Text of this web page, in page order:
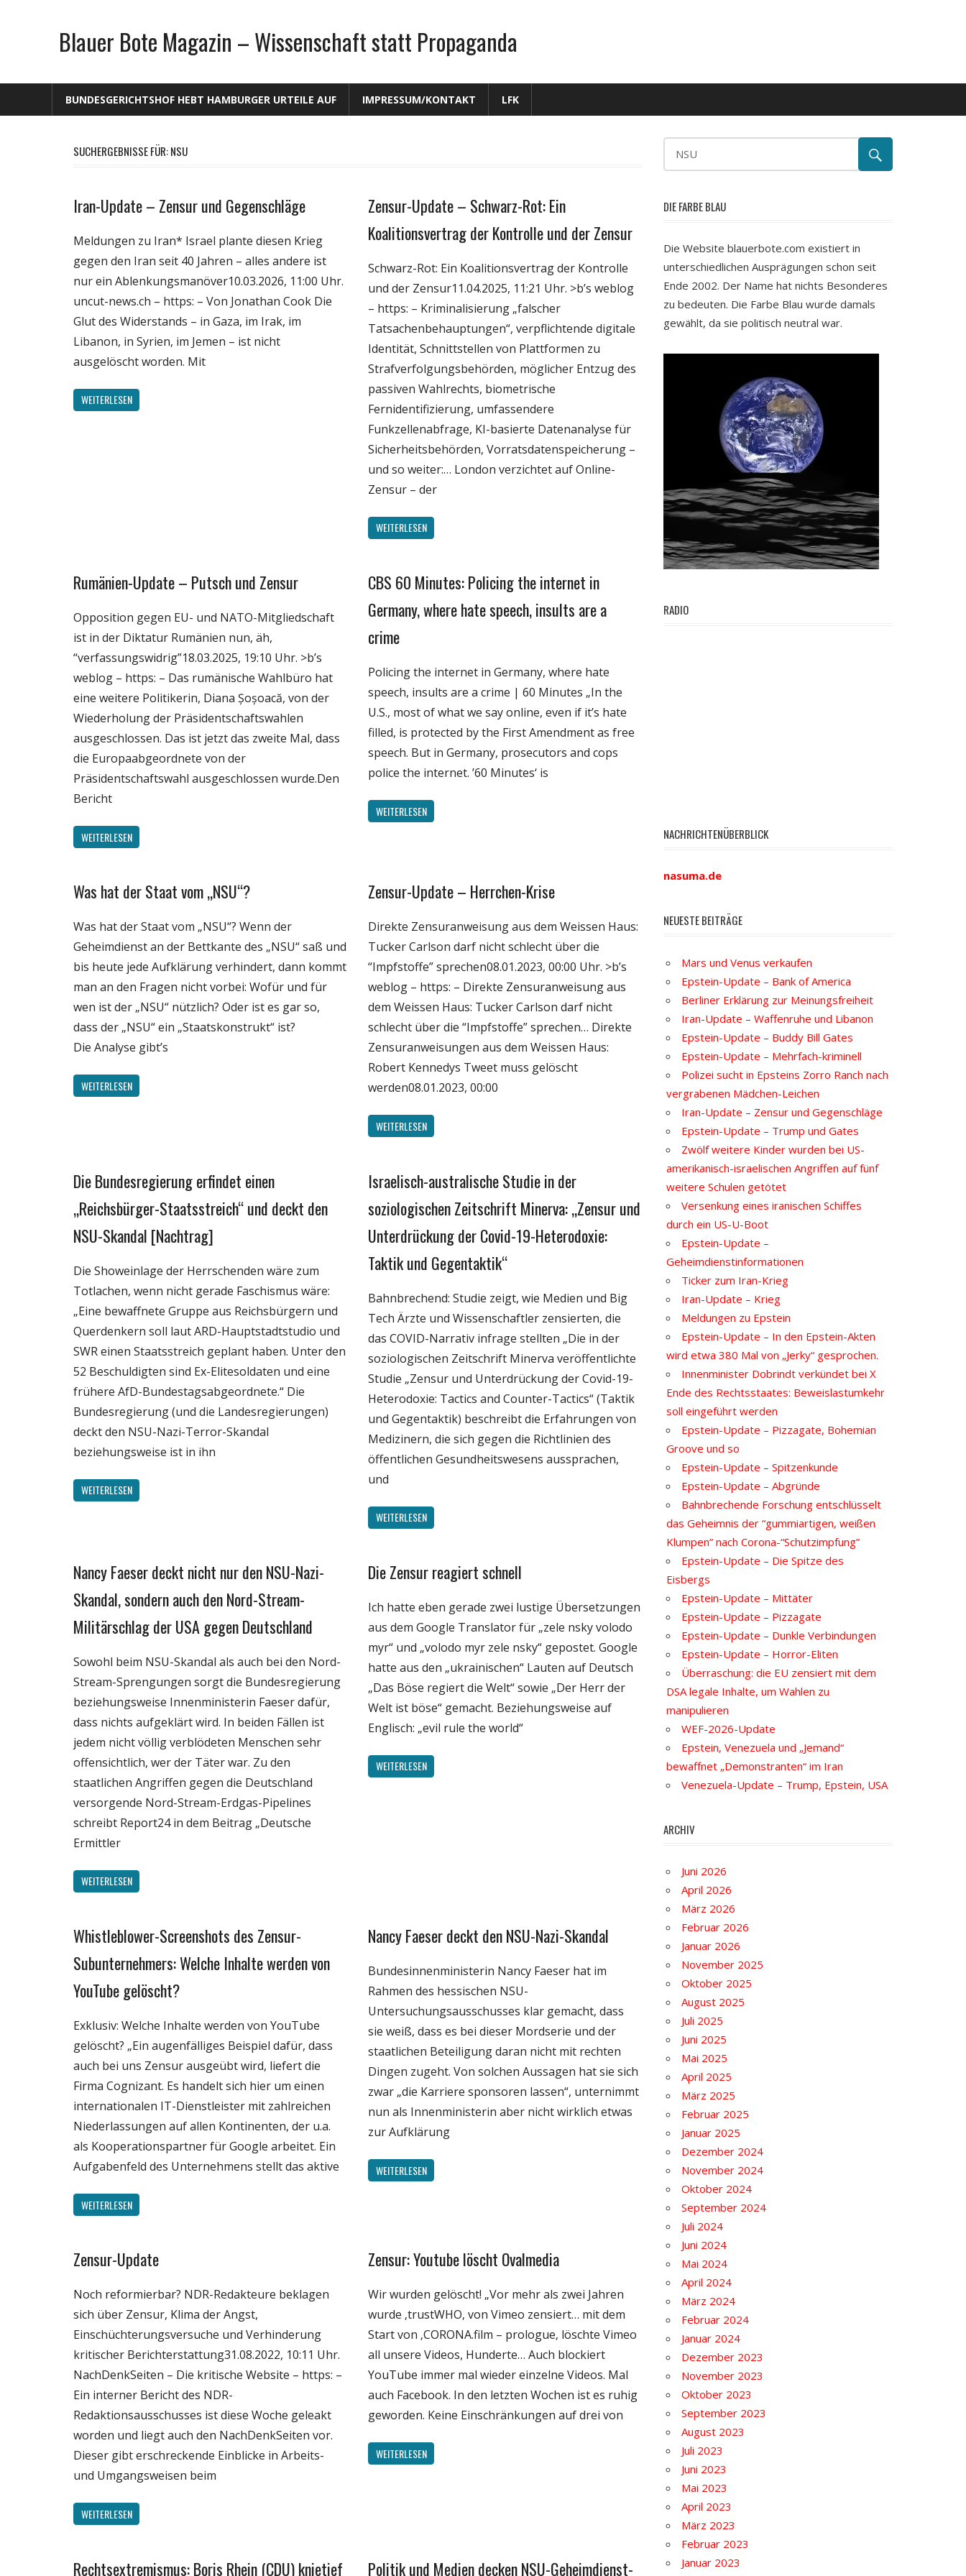
Blauer Bote Magazin – Wissenschaft statt Propaganda
BUNDESGERICHTSHOF HEBT HAMBURGER URTEILE AUF IMPRESSUM/KONTAKT LFK
SUCHERGEBNISSE FÜR:NSU
Gesellschaft
Politik
Wirtschaft
Wissenschaft
Iran-Update – Zensur und Gegenschläge
Meldungen zu Iran* Israel plante diesen Krieg
gegen den Iran seit 40 Jahren – alles andere ist
nur ein Ablenkungsmanöver10.03.2026, 11:00 Uhr.
uncut-news.ch – https: – Von Jonathan Cook Die
Glut des Widerstands – in Gaza, im Irak, im
Libanon, in Syrien, im Jemen – ist nicht
ausgelöscht worden. Mit
WEITERLESEN
Gesellschaft
Wirtschaft
Wissenschaft
Zensur-Update – Schwarz-Rot: Ein
Koalitionsvertrag der Kontrolle und der Zensur
Schwarz-Rot: Ein Koalitionsvertrag der Kontrolle
und der Zensur11.04.2025, 11:21 Uhr. >b’s weblog
– https: – Kriminalisierung „falscher
Tatsachenbehauptungen“, verpflichtende digitale
Identität, Schnittstellen von Plattformen zu
Strafverfolgungsbehörden, möglicher Entzug des
passiven Wahlrechts, biometrische
Fernidentifizierung, umfassendere
Funkzellenabfrage, KI-basierte Datenanalyse für
Sicherheitsbehörden, Vorratsdatenspeicherung –
und so weiter:… London verzichtet auf Online-
Zensur – der
WEITERLESEN
Gesellschaft
Politik
Wirtschaft
Wissenschaft
Rumänien-Update – Putsch und Zensur
Opposition gegen EU- und NATO-Mitgliedschaft
ist in der Diktatur Rumänien nun, äh,
“verfassungswidrig”18.03.2025, 19:10 Uhr. >b’s
weblog – https: – Das rumänische Wahlbüro hat
eine weitere Politikerin, Diana Șoșoacă, von der
Wiederholung der Präsidentschaftswahlen
ausgeschlossen. Das ist jetzt das zweite Mal, dass
die Europaabgeordnete von der
Präsidentschaftswahl ausgeschlossen wurde.Den
Bericht
WEITERLESEN
Gesellschaft
Wirtschaft
Wissenschaft
CBS 60 Minutes: Policing the internet in
Germany, where hate speech, insults are a
crime
Policing the internet in Germany, where hate
speech, insults are a crime | 60 Minutes „In the
U.S., most of what we say online, even if it’s hate
filled, is protected by the First Amendment as free
speech. But in Germany, prosecutors and cops
police the internet. ’60 Minutes‘ is
WEITERLESEN
Gesellschaft
Politik
Wirtschaft
Wissenschaft
Was hat der Staat vom „NSU“?
Was hat der Staat vom „NSU“? Wenn der
Geheimdienst an der Bettkante des „NSU“ saß und
bis heute jede Aufklärung verhindert, dann kommt
man an den Fragen nicht vorbei: Wofür und für
wen ist der „NSU“ nützlich? Oder ist es gar so,
dass der „NSU“ ein „Staatskonstrukt“ ist?
Die Analyse gibt’s
WEITERLESEN
Gesellschaft
Politik
Wirtschaft
Wissenschaft
Zensur-Update – Herrchen-Krise
Direkte Zensuranweisung aus dem Weissen Haus:
Tucker Carlson darf nicht schlecht über die
“Impfstoffe” sprechen08.01.2023, 00:00 Uhr. >b’s
weblog – https: – Direkte Zensuranweisung aus
dem Weissen Haus: Tucker Carlson darf nicht
schlecht über die “Impfstoffe” sprechen… Direkte
Zensuranweisungen aus dem Weissen Haus:
Robert Kennedys Tweet muss gelöscht
werden08.01.2023, 00:00
WEITERLESEN
Gesellschaft
Wirtschaft
Wissenschaft
Die Bundesregierung erfindet einen
„Reichsbürger-Staatsstreich“ und deckt den
NSU-Skandal [Nachtrag]
Die Showeinlage der Herrschenden wäre zum
Totlachen, wenn nicht gerade Faschismus wäre:
„Eine bewaffnete Gruppe aus Reichsbürgern und
Querdenkern soll laut ARD-Hauptstadtstudio und
SWR einen Staatsstreich geplant haben. Unter den
52 Beschuldigten sind Ex-Elitesoldaten und eine
frühere AfD-Bundestagsabgeordnete.“ Die
Bundesregierung (und die Landesregierungen)
deckt den NSU-Nazi-Terror-Skandal
beziehungsweise ist in ihn
WEITERLESEN
Gesellschaft
Wirtschaft
Wissenschaft
Israelisch-australische Studie in der
soziologischen Zeitschrift Minerva: „ Zensur und
Unterdrückung der Covid-19-Heterodoxie:
Taktik und Gegentaktik“
Bahnbrechend: Studie zeigt, wie Medien und Big
Tech Ärzte und Wissenschaftler zensierten, die
das COVID-Narrativ infrage stellten „Die in der
soziologischen Zeitschrift Minerva veröffentlichte
Studie „Zensur und Unterdrückung der Covid-19-
Heterodoxie: Tactics and Counter-Tactics“ (Taktik
und Gegentaktik) beschreibt die Erfahrungen von
Medizinern, die sich gegen die Richtlinien des
öffentlichen Gesundheitswesens aussprachen,
und
WEITERLESEN
Gesellschaft
Wirtschaft
Wissenschaft
Nancy Faeser deckt nicht nur den NSU-Nazi-
Skandal, sondern auch den Nord-Stream-
Militärschlag der USA gegen Deutschland
Sowohl beim NSU-Skandal als auch bei den Nord-
Stream-Sprengungen sorgt die Bundesregierung
beziehungsweise Innenministerin Faeser dafür,
dass nichts aufgeklärt wird. In beiden Fällen ist
jedem nicht völlig verblödeten Menschen sehr
offensichtlich, wer der Täter war. Zu den
staatlichen Angriffen gegen die Deutschland
versorgende Nord-Stream-Erdgas-Pipelines
schreibt Report24 in dem Beitrag „Deutsche
Ermittler
WEITERLESEN
English
Medien
Politik
Wirtschaft
Wissenschaft
Die Zensur reagiert schnell
Ich hatte eben gerade zwei lustige Übersetzungen
aus dem Google Translator für „zele nsky volodo
myr“ und „volodo myr zele nsky“ gepostet. Google
hatte aus den „ukrainischen“ Lauten auf Deutsch
„Das Böse regiert die Welt“ sowie „Der Herr der
Welt ist böse“ gemacht. Beziehungsweise auf
Englisch: „evil rule the world“
WEITERLESEN
Gesellschaft
Medien
Wirtschaft
Wissenschaft
Whistleblower-Screenshots des Zensur-
Subunternehmers: Welche Inhalte werden von
YouTube gelöscht?
Exklusiv: Welche Inhalte werden von YouTube
gelöscht? „Ein augenfälliges Beispiel dafür, dass
auch bei uns Zensur ausgeübt wird, liefert die
Firma Cognizant. Es handelt sich hier um einen
internationalen IT-Dienstleister mit zahlreichen
Niederlassungen auf allen Kontinenten, der u.a.
als Kooperationspartner für Google arbeitet. Ein
Aufgabenfeld des Unternehmens stellt das aktive
WEITERLESEN
Gesellschaft
Politik
Wirtschaft
Wissenschaft
Nancy Faeser deckt den NSU-Nazi-Skandal
Bundesinnenministerin Nancy Faeser hat im
Rahmen des hessischen NSU-
Untersuchungsausschusses klar gemacht, dass
sie weiß, dass es bei dieser Mordserie und der
staatlichen Beteiligung daran nicht mit rechten
Dingen zugeht. Von solchen Aussagen hat sie sich
zwar „die Karriere sponsoren lassen“, unternimmt
nun als Innenministerin aber nicht wirklich etwas
zur Aufklärung
WEITERLESEN
Gesellschaft
Politik
Wirtschaft
Wissenschaft
Zensur-Update
Noch reformierbar? NDR-Redakteure beklagen
sich über Zensur, Klima der Angst,
Einschüchterungsversuche und Verhinderung
kritischer Berichterstattung31.08.2022, 10:11 Uhr.
NachDenkSeiten – Die kritische Website – https: –
Ein interner Bericht des NDR-
Redaktionsausschusses ist diese Woche geleakt
worden und liegt auch den NachDenkSeiten vor.
Dieser gibt erschreckende Einblicke in Arbeits-
und Umgangsweisen beim
WEITERLESEN
Gesellschaft
Politik
Wirtschaft
Wissenschaft
Zensur: Youtube löscht Ovalmedia
Wir wurden gelöscht! „Vor mehr als zwei Jahren
wurde ‚trustWHO‚ von Vimeo zensiert… mit dem
Start von ‚CORONA.film – prologue‚ löschte Vimeo
all unsere Videos, Hunderte… Auch blockiert
YouTube immer mal wieder einzelne Videos. Mal
auch Facebook. In den letzten Wochen ist es ruhig
geworden. Keine Einschränkungen auf drei von
WEITERLESEN
Gesellschaft
Rechtsextremismus: Boris Rhein (CDU) knietief Gesellschaft
Politik und Medien decken NSU-Geheimdienst-
DIE FARBE BLAU
Die Website blauerbote.com existiert in
unterschiedlichen Ausprägungen schon seit
Ende 2002. Der Name hat nichts Besonderes
zu bedeuten. Die Farbe Blau wurde damals
gewählt, da sie politisch neutral war.
RADIO
NACHRICHTENÜBERBLICK
nasuma.de
NEUESTE BEITRÄGE
Mars und Venus verkaufen
Epstein-Update – Bank of America
Berliner Erklärung zur Meinungsfreiheit
Iran-Update – Waffenruhe und Libanon
Epstein-Update – Buddy Bill Gates
Epstein-Update – Mehrfach-kriminell
Polizei sucht in Epsteins Zorro Ranch nach
vergrabenen Mädchen-Leichen
Iran-Update – Zensur und Gegenschläge
Epstein-Update – Trump und Gates
Zwölf weitere Kinder wurden bei US-
amerikanisch-israelischen Angriffen auf fünf
weitere Schulen getötet
Versenkung eines iranischen Schiffes
durch ein US-U-Boot
Epstein-Update –
Geheimdienstinformationen
Ticker zum Iran-Krieg
Iran-Update – Krieg
Meldungen zu Epstein
Epstein-Update – In den Epstein-Akten
wird etwa 380 Mal von „Jerky“ gesprochen.
Innenminister Dobrindt verkündet bei X
Ende des Rechtsstaates: Beweislastumkehr
soll eingeführt werden
Epstein-Update – Pizzagate, Bohemian
Groove und so
Epstein-Update – Spitzenkunde
Epstein-Update – Abgründe
Bahnbrechende Forschung entschlüsselt
das Geheimnis der “gummiartigen, weißen
Klumpen” nach Corona-“Schutzimpfung”
Epstein-Update – Die Spitze des
Eisbergs
Epstein-Update – Mittäter
Epstein-Update – Pizzagate
Epstein-Update – Dunkle Verbindungen
Epstein-Update – Horror-Eliten
Überraschung: die EU zensiert mit dem
DSA legale Inhalte, um Wahlen zu
manipulieren
WEF-2026-Update
Epstein, Venezuela und „Jemand“
bewaffnet „Demonstranten“ im Iran
Venezuela-Update – Trump, Epstein, USA
ARCHIV
Juni 2026
April 2026
März 2026
Februar 2026
Januar 2026
November 2025
Oktober 2025
August 2025
Juli 2025
Juni 2025
Mai 2025
April 2025
März 2025
Februar 2025
Januar 2025
Dezember 2024
November 2024
Oktober 2024
September 2024
Juli 2024
Juni 2024
Mai 2024
April 2024
März 2024
Februar 2024
Januar 2024
Dezember 2023
November 2023
Oktober 2023
September 2023
August 2023
Juli 2023
Juni 2023
Mai 2023
April 2023
März 2023
Februar 2023
Januar 2023